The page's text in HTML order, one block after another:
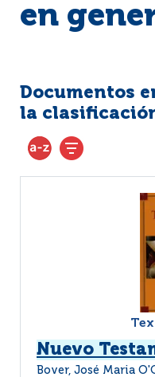
en
Documentos
la
Nuevo
Bover, José Maria